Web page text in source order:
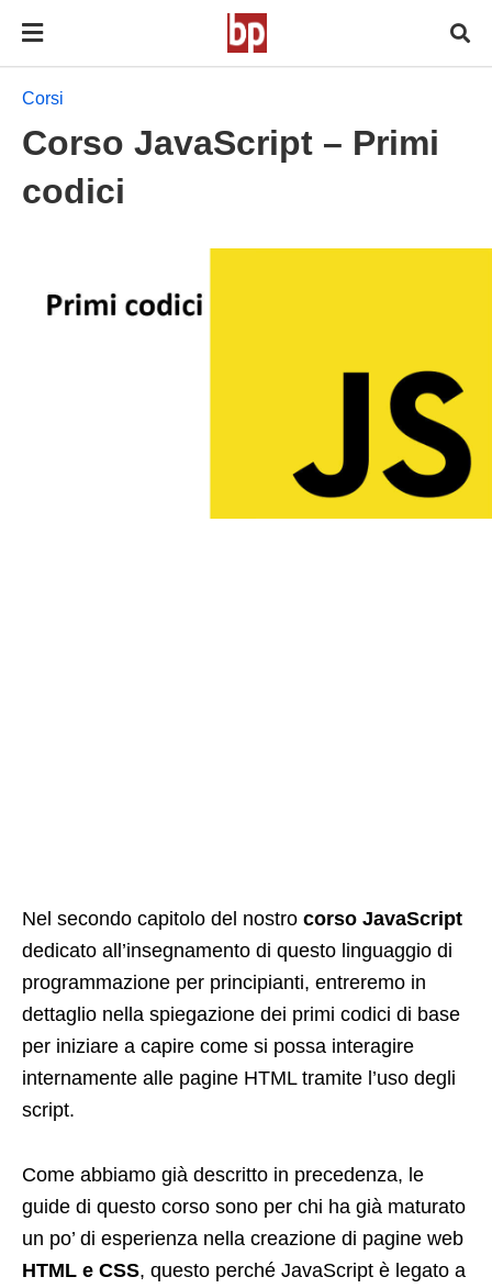
Corsi
Corso JavaScript – Primi
codici
Nel secondo capitolo del nostro corso JavaScript
dedicato all’insegnamento di questo linguaggio di
programmazione per principianti, entreremo in
dettaglio nella spiegazione dei primi codici di base
per iniziare a capire come si possa interagire
internamente alle pagine HTML tramite l’uso degli
script.
Come abbiamo già descritto in precedenza, le
guide di questo corso sono per chi ha già maturato
un po’ di esperienza nella creazione di pagine web
HTML e CSS, questo perché JavaScript è legato a